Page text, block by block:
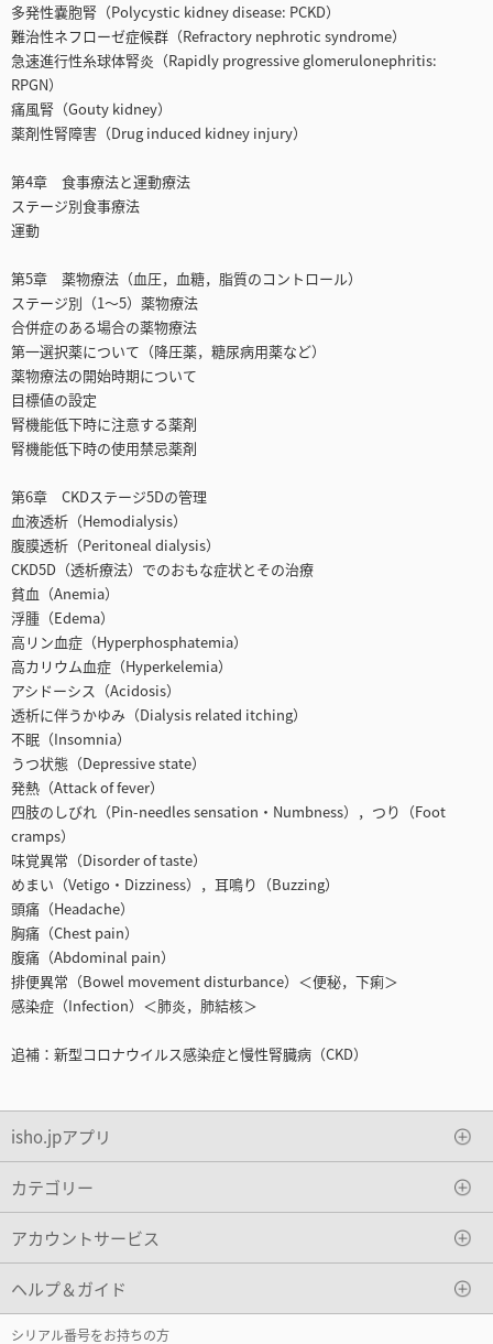
多発性嚢胞腎（Polycystic kidney disease: PCKD）
難治性ネフローゼ症候群（Refractory nephrotic syndrome）
急速進行性糸球体腎炎（Rapidly progressive glomerulonephritis:
RPGN）
痛風腎（Gouty kidney）
薬剤性腎障害（Drug induced kidney injury）
第4章 食事療法と運動療法
ステージ別食事療法
運動
第5章 薬物療法（血圧，血糖，脂質のコントロール）
ステージ別（1～5）薬物療法
合併症のある場合の薬物療法
第一選択薬について（降圧薬，糖尿病用薬など）
薬物療法の開始時期について
目標値の設定
腎機能低下時に注意する薬剤
腎機能低下時の使用禁忌薬剤
第6章 CKDステージ5Dの管理
血液透析（Hemodialysis）
腹膜透析（Peritoneal dialysis）
CKD5D（透析療法）でのおもな症状とその治療
貧血（Anemia）
浮腫（Edema）
高リン血症（Hyperphosphatemia）
高カリウム血症（Hyperkelemia）
アシドーシス（Acidosis）
透析に伴うかゆみ（Dialysis related itching）
不眠（Insomnia）
うつ状態（Depressive state）
発熱（Attack of fever）
四肢のしびれ（Pin-needles sensation・Numbness），つり（Foot
cramps）
味覚異常（Disorder of taste）
めまい（Vetigo・Dizziness），耳鳴り（Buzzing）
頭痛（Headache）
胸痛（Chest pain）
腹痛（Abdominal pain）
排便異常（Bowel movement disturbance）＜便秘，下痢＞
感染症（Infection）＜肺炎，肺結核＞
追補：新型コロナウイルス感染症と慢性腎臓病（CKD）
isho.jpアプリ
カテゴリー
アカウントサービス
ヘルプ＆ガイド
シリアル番号をお持ちの方